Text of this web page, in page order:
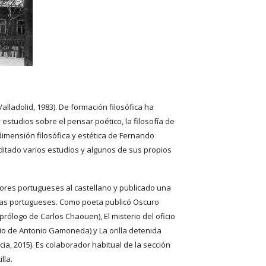
1983). De formación filosófica ha
sobre el pensar poético, la filosofía de
filosófica y estética de Fernando
varios estudios y algunos de sus propios
portugueses al castellano y publicado una
portugueses. Como poeta publicó Oscuro
de Carlos Chaouen), El misterio del oficio
de Antonio Gamoneda) y La orilla detenida
2015). Es colaborador habitual de la sección